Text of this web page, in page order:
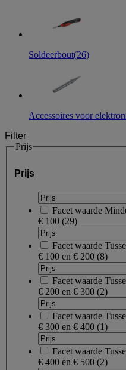
Soldeerbout(26)
Accessoires voor
Filter
Prijs
Prijs
Facet waarde
€ 100 (29)
Facet waarde
€ 100 en € 200 (8)
Facet waarde
€ 200 en € 300 (2)
Facet waarde
€ 300 en € 400 (1)
Facet waarde
€ 400 en € 500 (2)